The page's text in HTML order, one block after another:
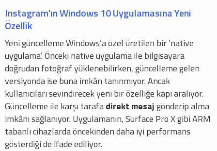
Instagram'ın Windows 10 Uygulamasına Yeni
Özellik
Yeni güncelleme Windows’a özel üretilen bir ‘native
uygulama’. Önceki native uygulama ile bilgisayara
doğrudan fotoğraf yüklenebilirken, güncelleme gelen
versiyonda ise buna imkân tanınmıyor. Ancak
kullanıcıları sevindirecek yeni bir özelliğe kapı aralıyor.
Güncelleme ile karşı tarafadirekt mesajgönderip alma
imkânı sağlanıyor. Uygulamanın, Surface Pro X gibi ARM
tabanlı cihazlarda öncekinden daha iyi performans
gösterdiği de ifade ediliyor.